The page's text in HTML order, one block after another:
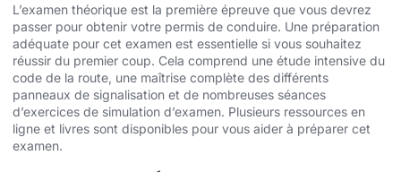
L’examen théorique est la première épreuve que vous devrez
passer pour obtenir votre permis de conduire. Une préparation
adéquate pour cet examen est essentielle si vous souhaitez
réussir du premier coup. Cela comprend une étude intensive du
code de la route, une maîtrise complète des différents
panneaux de signalisation et de nombreuses séances
d’exercices de simulation d’examen. Plusieurs ressources en
ligne et livres sont disponibles pour vous aider à préparer cet
examen.